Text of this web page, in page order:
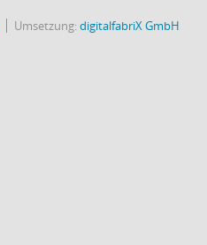
Umsetzung:digitalfabriX GmbH